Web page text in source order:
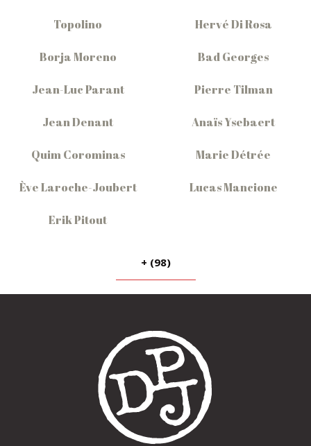
Topolino Hervé Di Rosa
Borja Moreno Bad Georges
Jean-Luc Parant Pierre Tilman
Jean Denant Anaïs Ysebaert
Quim Corominas Marie Détrée
Ève Laroche-Joubert Lucas Mancione
Erik Pitout
+ (98)